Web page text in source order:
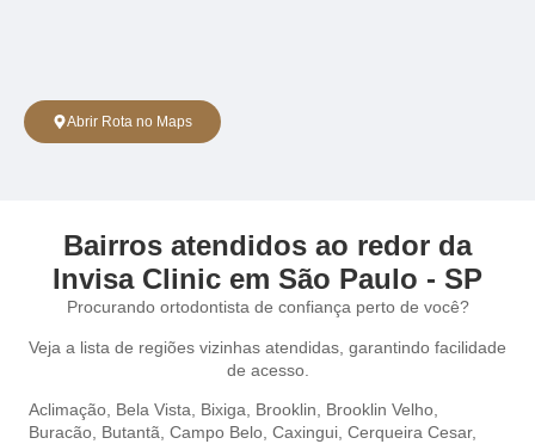
Abrir Rota no Maps
Bairros atendidos ao redor da
Invisa Clinic em São Paulo - SP
Procurando ortodontista de confiança perto de você?
Veja a lista de regiões vizinhas atendidas, garantindo facilidade
de acesso.
Aclimação, Bela Vista, Bixiga, Brooklin, Brooklin Velho,
Buracão, Butantã, Campo Belo, Caxingui, Cerqueira Cesar,